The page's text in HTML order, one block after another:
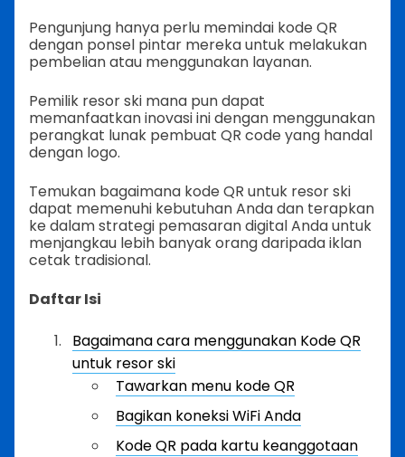
Pengunjung hanya perlu memindai kode QR
dengan ponsel pintar mereka untuk melakukan
pembelian atau menggunakan layanan.
Pemilik resor ski mana pun dapat
memanfaatkan inovasi ini dengan menggunakan
perangkat lunak pembuat QR code yang handal
dengan logo.
Temukan bagaimana kode QR untuk resor ski
dapat memenuhi kebutuhan Anda dan terapkan
ke dalam strategi pemasaran digital Anda untuk
menjangkau lebih banyak orang daripada iklan
cetak tradisional.
Daftar Isi
Bagaimana cara menggunakan Kode QR
untuk resor ski
Tawarkan menu kode QR
Bagikan koneksi WiFi Anda
Kode QR pada kartu keanggotaan